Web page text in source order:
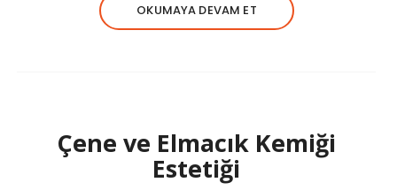
OKUMAYA DEVAM ET
Çene ve Elmacık Kemiği
Estetiği